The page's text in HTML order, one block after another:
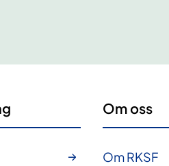
Om oss
Om RKSF